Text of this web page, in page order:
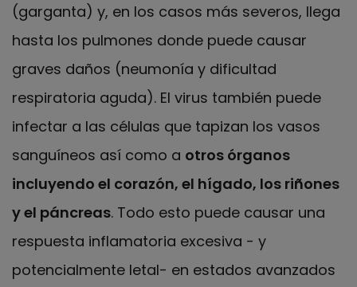
(garganta) y, en los casos más severos, llega
hasta los pulmones donde puede causar
graves daños (neumonía y dificultad
respiratoria aguda). El virus también puede
infectar a las células que tapizan los vasos
sanguíneos así como a otros órganos
incluyendo el corazón, el hígado, los riñones
y el páncreas. Todo esto puede causar una
respuesta inflamatoria excesiva - y
potencialmente letal- en estados avanzados